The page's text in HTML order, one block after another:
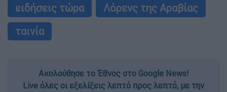
ειδήσεις τώρα
Λόρενς της Αραβίας
ταινία
Ακολούθησε το Έθνος στο Google News!
Live όλες οι εξελίξεις λεπτό προς λεπτό, με την